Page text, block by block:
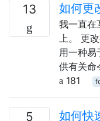
13 如何更
我一直在
上。 更
用一种易
供有关命
181
5
如何快